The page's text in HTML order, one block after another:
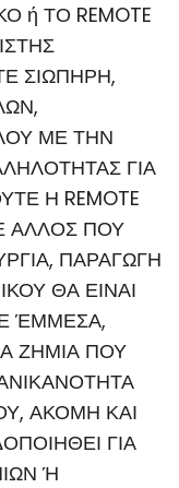
ή ΤΟ REMOTE
ΣΙΩΠΗΡΗ,
ΜΕ ΤΗΝ
ΓΙΑ
Η REMOTE
ΑΛΛΟΣ ΠΟΥ
ΠΑΡΑΓΩΓΗ
ΘΑ ΕΙΝΑΙ
ΈΜΜΕΣΑ,
ΖΗΜΙΑ ΠΟΥ
ΑΚΟΜΗ ΚΑΙ
ΓΙΑ
Ή